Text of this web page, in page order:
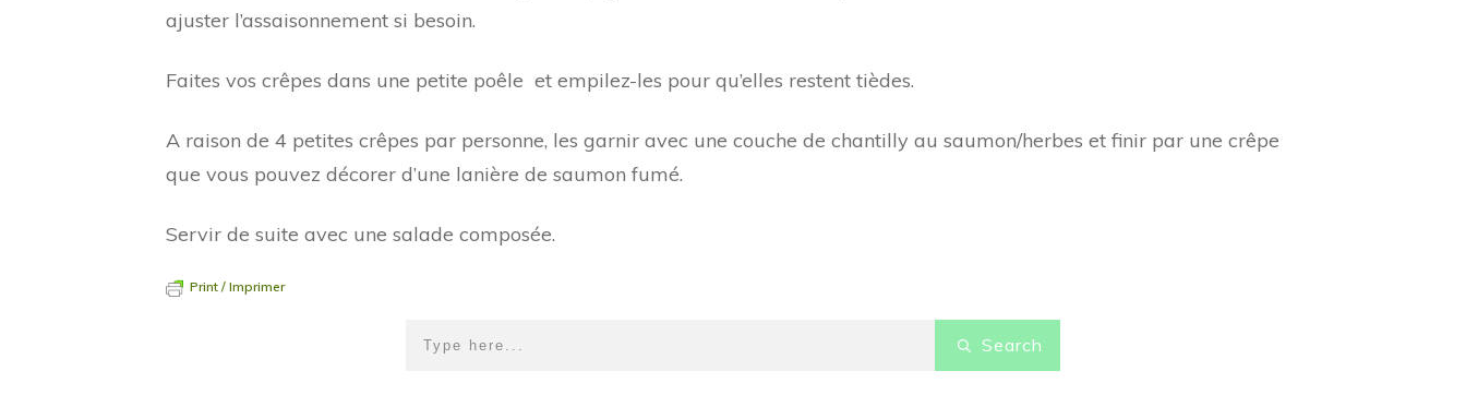
ajuster l’assaisonnement si besoin.
Faites vos crêpes dans une petite poêle et empilez-les pour qu’elles restent tièdes.
A raison de 4 petites crêpes par personne, les garnir avec une couche de chantilly au saumon/herbes et finir par une crêpe
que vous pouvez décorer d’une lanière de saumon fumé.
Servir de suite avec une salade composée.
Print / Imprimer
Search